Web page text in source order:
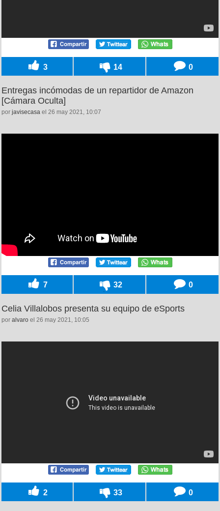
3 14 0
Entregas incómodas de un repartidor de Amazon
[Cámara Oculta]
por javisecasa el 26 may 2021, 10:07
7 32 0
Celia Villalobos presenta su equipo de eSports
por alvaro el 26 may 2021, 10:05
2 33 0